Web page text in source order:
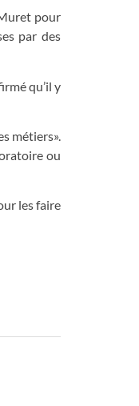
pour
par des
qu’il y
métiers».
ou
les faire